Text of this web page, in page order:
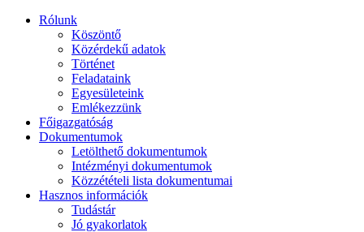
Rólunk
Köszöntő
Közérdekű adatok
Történet
Feladataink
Egyesületeink
Emlékezzünk
Főigazgatóság
Dokumentumok
Letölthető dokumentumok
Intézményi dokumentumok
Közzétételi lista dokumentumai
Hasznos információk
Tudástár
Jó gyakorlatok